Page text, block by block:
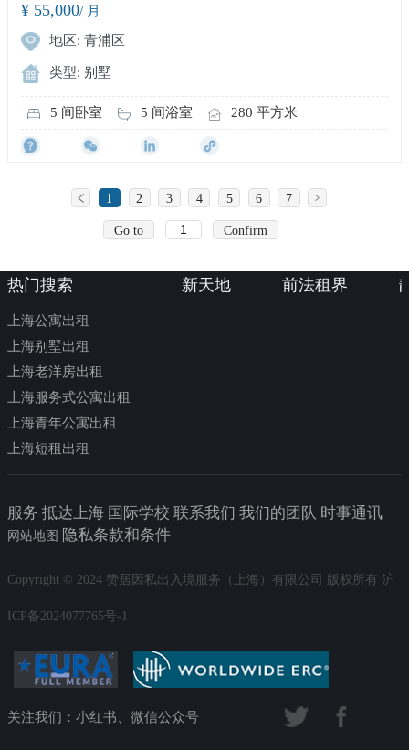
¥ 55,000/ 月
地区: 青浦区
类型: 别墅
5 间卧室 5 间浴室 280 平方米
1 2 3 4 5 6 7
Go to Confirm
热门搜索
上海公寓出租
上海别墅出租
上海老洋房出租
上海服务式公寓出租
上海青年公寓出租
上海短租出租
新天地 前法租界
服务 抵达上海 国际学校 联系我们 我们的团队 时事通讯
网站地图 隐私条款和条件
Copyright © 2024 赞居因私出入境服务（上海）有限公司 版权所有 沪
ICP备2024077765号-1
关注我们：小红书、微信公众号